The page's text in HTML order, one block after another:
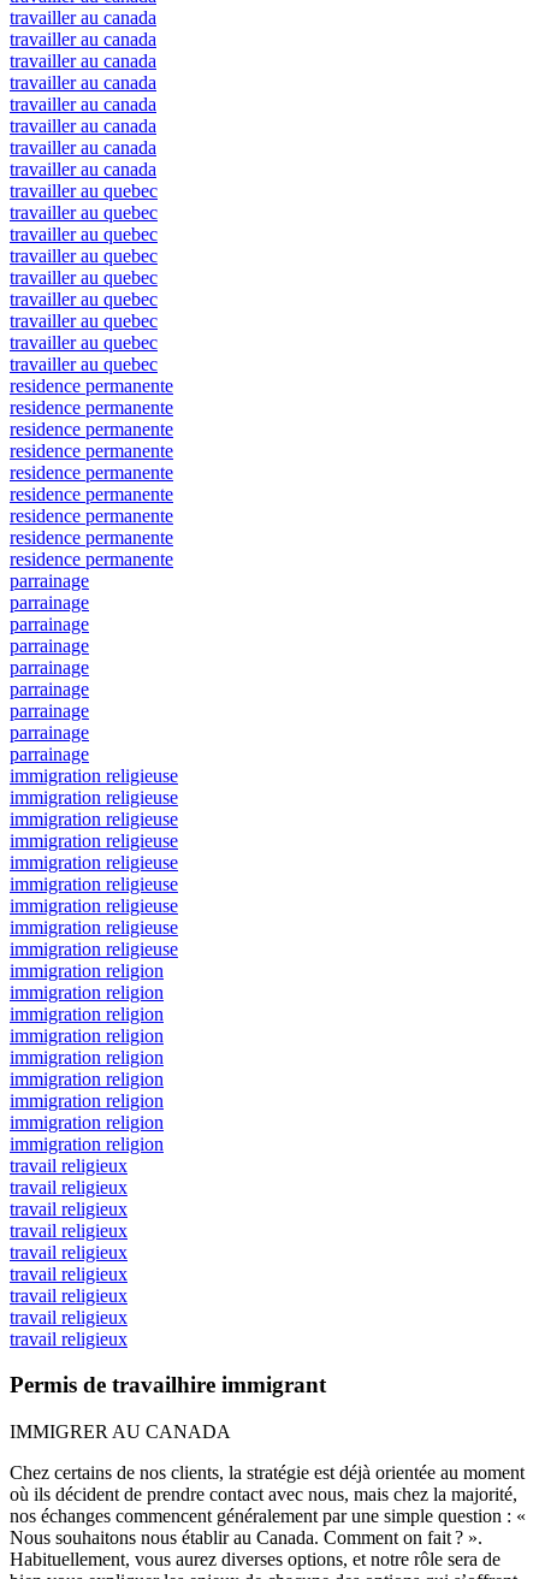
travailler au canada
travailler au canada
travailler au canada
travailler au canada
travailler au canada
travailler au canada
travailler au canada
travailler au canada
travailler au quebec
travailler au quebec
travailler au quebec
travailler au quebec
travailler au quebec
travailler au quebec
travailler au quebec
travailler au quebec
travailler au quebec
residence permanente
residence permanente
residence permanente
residence permanente
residence permanente
residence permanente
residence permanente
residence permanente
residence permanente
parrainage
parrainage
parrainage
parrainage
parrainage
parrainage
parrainage
parrainage
parrainage
immigration religieuse
immigration religieuse
immigration religieuse
immigration religieuse
immigration religieuse
immigration religieuse
immigration religieuse
immigration religieuse
immigration religieuse
immigration religion
immigration religion
immigration religion
immigration religion
immigration religion
immigration religion
immigration religion
immigration religion
immigration religion
travail religieux
travail religieux
travail religieux
travail religieux
travail religieux
travail religieux
travail religieux
travail religieux
travail religieux
Permis de travailhire immigrant
IMMIGRER AU CANADA
Chez certains de nos clients, la stratégie est déjà orientée au moment
où ils décident de prendre contact avec nous, mais chez la majorité,
nos échanges commencent généralement par une simple question : «
Nous souhaitons nous établir au Canada. Comment on fait ? ».
Habituellement, vous aurez diverses options, et notre rôle sera de